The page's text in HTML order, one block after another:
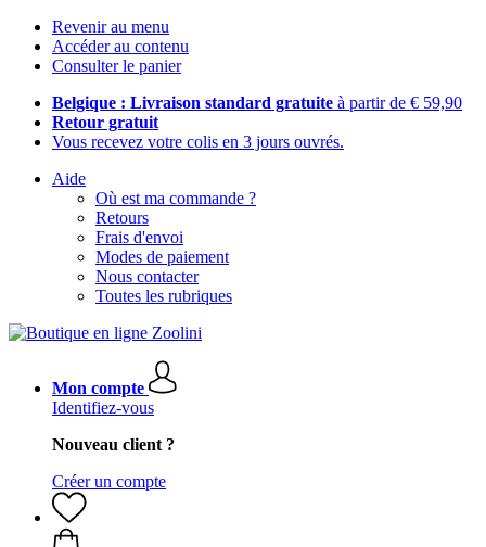
Revenir au menu
Accéder au contenu
Consulter le panier
Belgique : Livraison standard gratuite à partir de € 59,90
Retour gratuit
Vous recevez votre colis en 3 jours ouvrés.
Aide
Où est ma commande ?
Retours
Frais d'envoi
Modes de paiement
Nous contacter
Toutes les rubriques
Mon compte
Identifiez-vous
Nouveau client ?
Créer un compte